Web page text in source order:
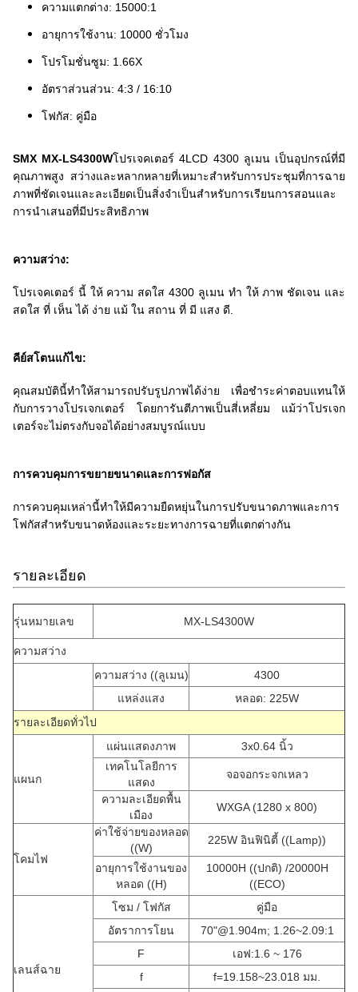
ความแตกต่าง: 15000:1
อายุการใช้งาน: 10000 ชั่วโมง
โปรโมชั่นซูม: 1.66X
อัตราส่วนส่วน: 4:3 / 16:10
โฟกัส: คู่มือ
SMX MX-LS4300Wโปรเจคเตอร์ 4LCD 4300 ลูเมน เป็นอุปกรณ์ที่มี
คุณภาพสูง สว่างและหลากหลายที่เหมาะสําหรับการประชุมที่การฉาย
ภาพที่ชัดเจนและละเอียดเป็นสิ่งจําเป็นสําหรับการเรียนการสอนและ
การนําเสนอที่มีประสิทธิภาพ
ความสว่าง:
โปรเจคเตอร์ นี้ ให้ ความ สดใส 4300 ลูเมน ทํา ให้ ภาพ ชัดเจน และ
สดใส ที่ เห็น ได้ ง่าย แม้ ใน สถาน ที่ มี แสง ดี.
คีย์สโตนแก้ไข:
คุณสมบัตินี้ทําให้สามารถปรับรูปภาพได้ง่าย เพื่อชําระค่าตอบแทนให้
กับการวางโปรเจกเตอร์ โดยการันตีภาพเป็นสี่เหลี่ยม แม้ว่าโปรเจก
เตอร์จะไม่ตรงกับจอได้อย่างสมบูรณ์แบบ
การควบคุมการขยายขนาดและการฟอกัส
การควบคุมเหล่านี้ทําให้มีความยืดหยุ่นในการปรับขนาดภาพและการ
โฟกัสสําหรับขนาดห้องและระยะทางการฉายที่แตกต่างกัน
รายละเอียด
รุ่นหมายเลข MX-LS4300W
ความสว่าง
ความสว่าง ((ลูเมน)
4300
แหล่งแสง
หลอด: 225W
รายละเอียดทั่วไป
แผนก
แผ่นแสดงภาพ
3x0.64 นิ้ว
เทคโนโลยีการ
แสดง
จอจอกระจกเหลว
ความละเอียดพื้น
เมือง
WXGA (1280 x 800)
โคมไฟ
ค่าใช้จ่ายของหลอด
((W)
225W อินฟินิตี้ ((Lamp))
อายุการใช้งานของ
หลอด ((H)
10000H ((ปกติ) /20000H
((ECO)
เลนส์ฉาย
โซม / โฟกัส
คู่มือ
อัตราการโยน
70"@1.904m; 1.26~2.09:1
F
เอฟ:1.6 ~ 176
f
f=19.158~23.018 มม.